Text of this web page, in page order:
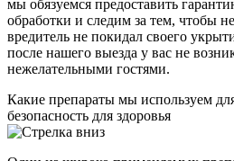
мы обязуемся предоставить
обработки и следим за тем, чтобы
вредитель не покидал своего
после нашего выезда у вас не
нежелательными гостями.
Какие препараты мы используем
безопасность для здоровья